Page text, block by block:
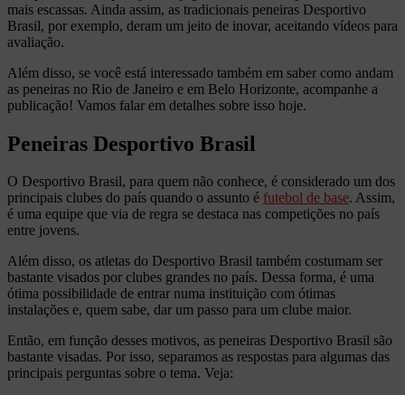
mais escassas. Ainda assim, as tradicionais peneiras Desportivo
Brasil, por exemplo, deram um jeito de inovar, aceitando vídeos para
avaliação.
Além disso, se você está interessado também em saber como andam
as peneiras no Rio de Janeiro e em Belo Horizonte, acompanhe a
publicação! Vamos falar em detalhes sobre isso hoje.
Peneiras Desportivo Brasil
O Desportivo Brasil, para quem não conhece, é considerado um dos
principais clubes do país quando o assunto é futebol de base. Assim,
é uma equipe que via de regra se destaca nas competições no país
entre jovens.
Além disso, os atletas do Desportivo Brasil também costumam ser
bastante visados por clubes grandes no país. Dessa forma, é uma
ótima possibilidade de entrar numa instituição com ótimas
instalações e, quem sabe, dar um passo para um clube maior.
Então, em função desses motivos, as peneiras Desportivo Brasil são
bastante visadas. Por isso, separamos as respostas para algumas das
principais perguntas sobre o tema. Veja: